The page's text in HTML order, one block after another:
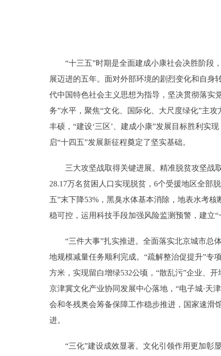
走进北京
多语种
ENGLISH
DEUTSCH
ITALIANO
“十三五”时期是全面建成小康社会决胜阶段，
展迈进的五年。面对外部环境的剧烈变化和自
代中国特色社会主义思想为指导，坚决贯彻落实
务”水平，聚焦“文化、国际化、大尺度绿化”主
丰硕，“建设‘三区’、建成小康”发展目标胜利实
启“十四五”发展新征程奠定了坚实基础。
三大攻坚战取得关键进展。精准脱贫攻坚战取
28.17万名贫困人口实现脱贫，6个受援地区全部
五”末下降53%，黑臭水体基本消除，地表水考
稳可控，运用科技手段加强风险监测预警，建立
“三件大事”扎实推进。全面落实北京城市总体
地规模减量任务顺利完成。“疏解整治促提升”专
方米，实现留白增绿532公顷，“散乱污”企业、
京津冀文化产业协同发展中心落地，“电子城·天
会和冬残奥会筹备保障工作稳步推进，国家速滑
进。
“三化”建设成效显著。文化引领作用更加彰显